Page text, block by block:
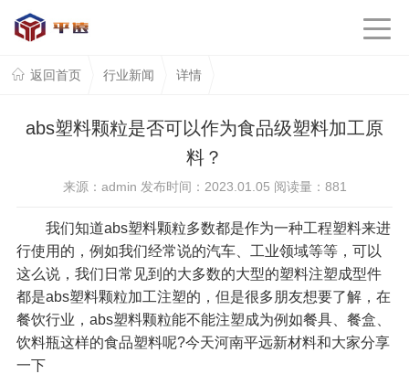
返回首页 行业新闻 详情
abs塑料颗粒是否可以作为食品级塑料加工原
料？
来源：admin 发布时间：2023.01.05 阅读量： 881
我们知道abs塑料颗粒多数都是作为一种工程塑料来进
行使用的，例如我们经常说的汽车、工业领域等等，可以
这么说，我们日常见到的大多数的大型的塑料注塑成型件
都是abs塑料颗粒加工注塑的，但是很多朋友想要了解，在
餐饮行业，abs塑料颗粒能不能注塑成为例如餐具、餐盒、
饮料瓶这样的食品塑料呢?今天河南平远新材料和大家分享
一下